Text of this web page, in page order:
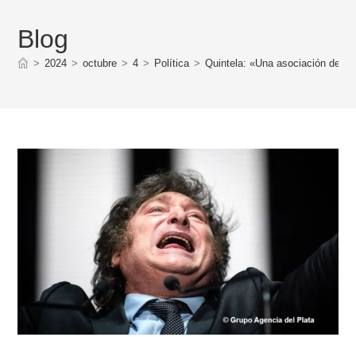
Blog
> 2024 > octubre > 4 > Política > Quintela: «Una asociación de